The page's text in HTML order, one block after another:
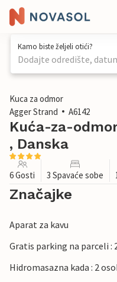
Kamo biste željeli otići?
Dodajte odredište,
1 / 22
Kuca za odmor
Agger Strand
A6142
Kuća-za-
, Danska
6 Gosti 3 Spavaće sobe
Značajke
Aparat za kavu
Gratis parking na parceli :
Hidromasazna kada : 2